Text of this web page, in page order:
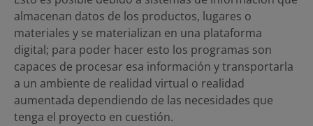
almacenan datos de los productos, lugares o
materiales y se materializan en una plataforma
digital; para poder hacer esto los programas son
capaces de procesar esa información y transportarla
a un ambiente de realidad virtual o realidad
aumentada dependiendo de las necesidades que
tenga el proyecto en cuestión.